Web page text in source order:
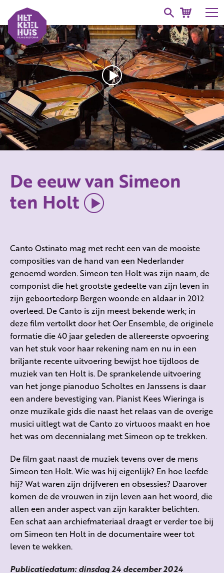
De eeuw van Simeon
ten Holt
Canto Ostinato mag met recht een van de mooiste
composities van de hand van een Nederlander
genoemd worden. Simeon ten Holt was zijn naam, de
componist die het grootste gedeelte van zijn leven in
zijn geboortedorp Bergen woonde en aldaar in 2012
overleed. De Canto is zijn meest bekende werk; in
deze film vertolkt door het Oer Ensemble, de originele
formatie die 40 jaar geleden de allereerste opvoering
van het stuk voor haar rekening nam en nu in een
briljante recente uitvoering bewijst hoe tijdloos de
muziek van ten Holt is. De sprankelende uitvoering
van het jonge pianoduo Scholtes en Janssens is daar
een andere bevestiging van. Pianist Kees Wieringa is
onze muzikale gids die naast het relaas van de overige
musici uitlegt wat de Canto zo virtuoos maakt en hoe
het was om decennialang met Simeon op te trekken.
De film gaat naast de muziek tevens over de mens
Simeon ten Holt. Wie was hij eigenlijk? En hoe leefde
hij? Wat waren zijn drijfveren en obsessies? Daarover
komen de de vrouwen in zijn leven aan het woord, die
allen een ander aspect van zijn karakter belichten.
Een schat aan archiefmateriaal draagt er verder toe bij
om Simeon ten Holt in de documentaire weer tot
leven te wekken.
Publicatiedatum: dinsdag 24 december 2024